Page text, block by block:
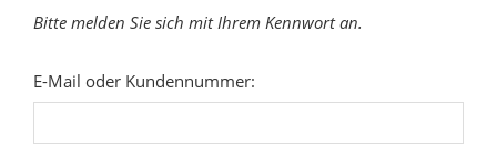
Bitte melden Sie sich mit Ihrem Kennwort an.
E-Mail oder Kundennummer: